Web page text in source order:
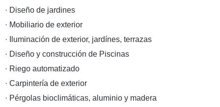
· Diseño de jardines
· Mobiliario de exterior
·
Iluminación de exterior, jardínes, terrazas
· Diseño y construcción de Piscinas
· Riego automatizado
· Carpintería de exterior
· Pérgolas bioclimáticas, aluminio y madera